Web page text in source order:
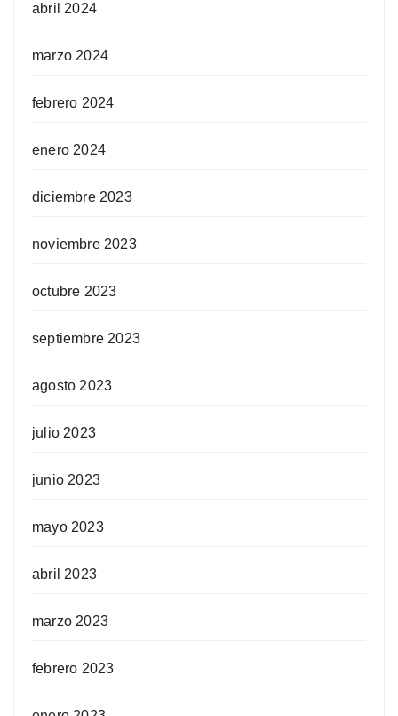
abril 2024
marzo 2024
febrero 2024
enero 2024
diciembre 2023
noviembre 2023
octubre 2023
septiembre 2023
agosto 2023
julio 2023
junio 2023
mayo 2023
abril 2023
marzo 2023
febrero 2023